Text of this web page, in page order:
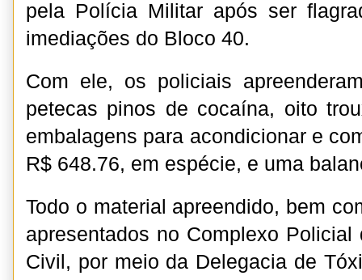
pela Polícia Militar após ser
imediações do Bloco 40.
Com ele, os policiais
petecas pinos de cocaína, oito
embalagens para acondicionar e
R$ 648.76, em espécie, e uma
Todo o material apreendido, bem
apresentados no Complexo
Civil, por meio da Delegacia de